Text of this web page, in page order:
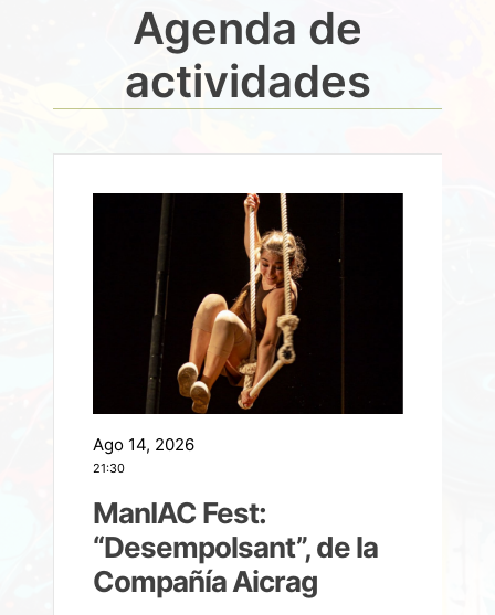
Agenda de
actividades
Ago 14, 2026
21:30
ManIAC Fest:
“Desempolsant”, de la
Compañía Aicrag